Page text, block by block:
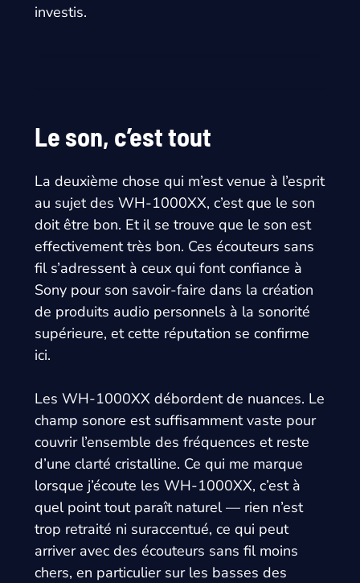
investis.
Le son, c’est tout
La deuxième chose qui m’est venue à l’esprit
au sujet des WH-1000XX, c’est que le son
doit être bon. Et il se trouve que le son est
effectivement très bon. Ces écouteurs sans
fil s’adressent à ceux qui font confiance à
Sony pour son savoir-faire dans la création
de produits audio personnels à la sonorité
supérieure, et cette réputation se confirme
ici.
Les WH-1000XX débordent de nuances. Le
champ sonore est suffisamment vaste pour
couvrir l’ensemble des fréquences et reste
d’une clarté cristalline. Ce qui me marque
lorsque j’écoute les WH-1000XX, c’est à
quel point tout paraît naturel — rien n’est
trop retraité ni suraccentué, ce qui peut
arriver avec des écouteurs sans fil moins
chers, en particulier sur les basses des